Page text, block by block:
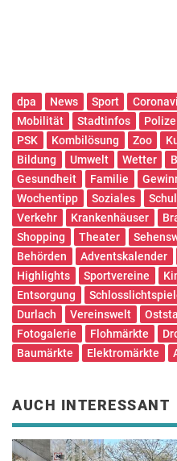
dpa News Sport
Mobilität
Stadtinfos
PSK
Kombilösung Zoo
Bildung
Umwelt Wetter
Gesundheit
Familie
Wochentipp
Soziales
Verkehr
Krankenhäuser
Shopping
Theater
Behörden
Adventskalender
Highlights
Sportvereine
Entsorgung
Durlach
Vereinswelt
Fotogalerie
Flohmärkte
Baumärkte
Elektromärkte
AUCH INTERESSANT